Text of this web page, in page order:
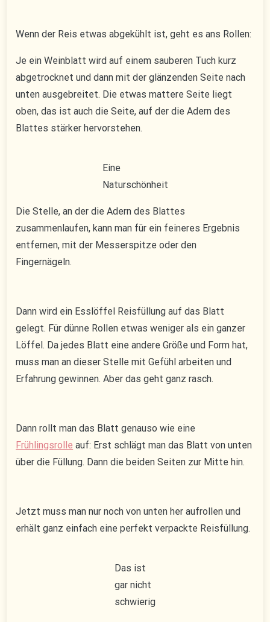
Wenn der Reis etwas abgekühlt ist, geht es ans Rollen:
Je ein Weinblatt wird auf einem sauberen Tuch kurz
abgetrocknet und dann mit der glänzenden Seite nach
unten ausgebreitet. Die etwas mattere Seite liegt
oben, das ist auch die Seite, auf der die Adern des
Blattes stärker hervorstehen.
Eine
Naturschönheit
Die Stelle, an der die Adern des Blattes
zusammenlaufen, kann man für ein feineres Ergebnis
entfernen, mit der Messerspitze oder den
Fingernägeln.
Dann wird ein Esslöffel Reisfüllung auf das Blatt
gelegt. Für dünne Rollen etwas weniger als ein ganzer
Löffel. Da jedes Blatt eine andere Größe und Form hat,
muss man an dieser Stelle mit Gefühl arbeiten und
Erfahrung gewinnen. Aber das geht ganz rasch.
Dann rollt man das Blatt genauso wie eine
Frühlingsrolle auf: Erst schlägt man das Blatt von unten
über die Füllung. Dann die beiden Seiten zur Mitte hin.
Jetzt muss man nur noch von unten her aufrollen und
erhält ganz einfach eine perfekt verpackte Reisfüllung.
Das ist
gar nicht
schwierig